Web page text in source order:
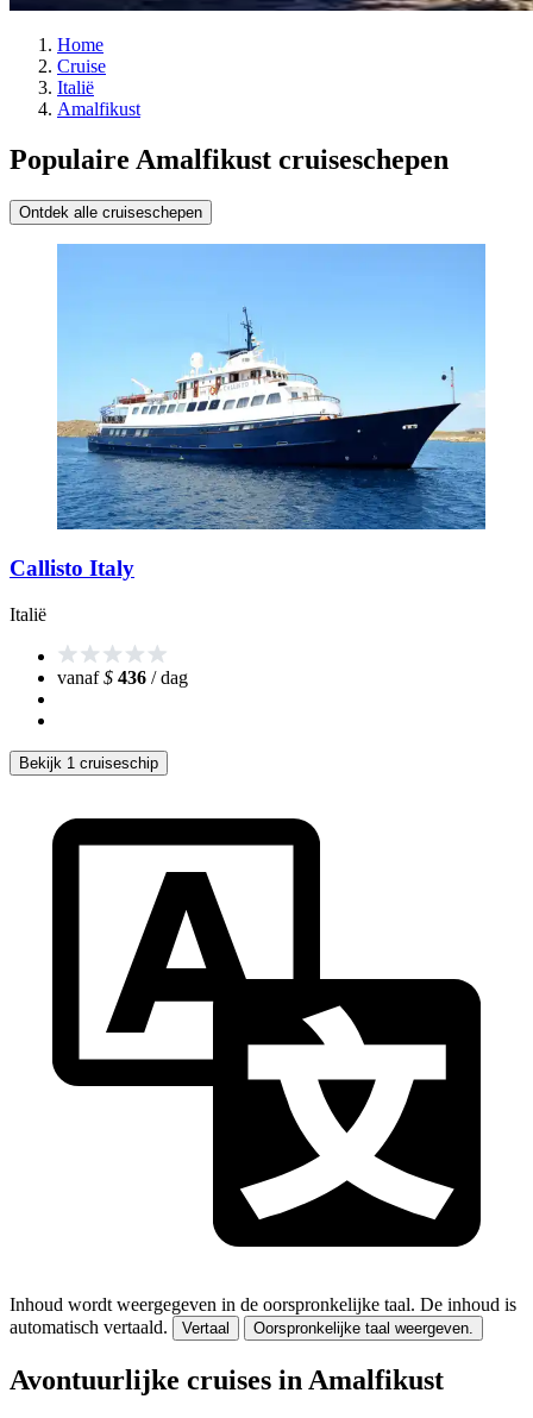
Home
Cruise
Italië
Amalfikust
Populaire Amalfikust cruiseschepen
Ontdek alle cruiseschepen
Callisto Italy
Italië
vanaf$ 436 / dag
Bekijk 1 cruiseschip
Inhoud wordt weergegeven in de oorspronkelijke taal. De inhoud is
automatisch vertaald.
Vertaal Oorspronkelijke taal weergeven.
Avontuurlijke cruises in Amalfikust